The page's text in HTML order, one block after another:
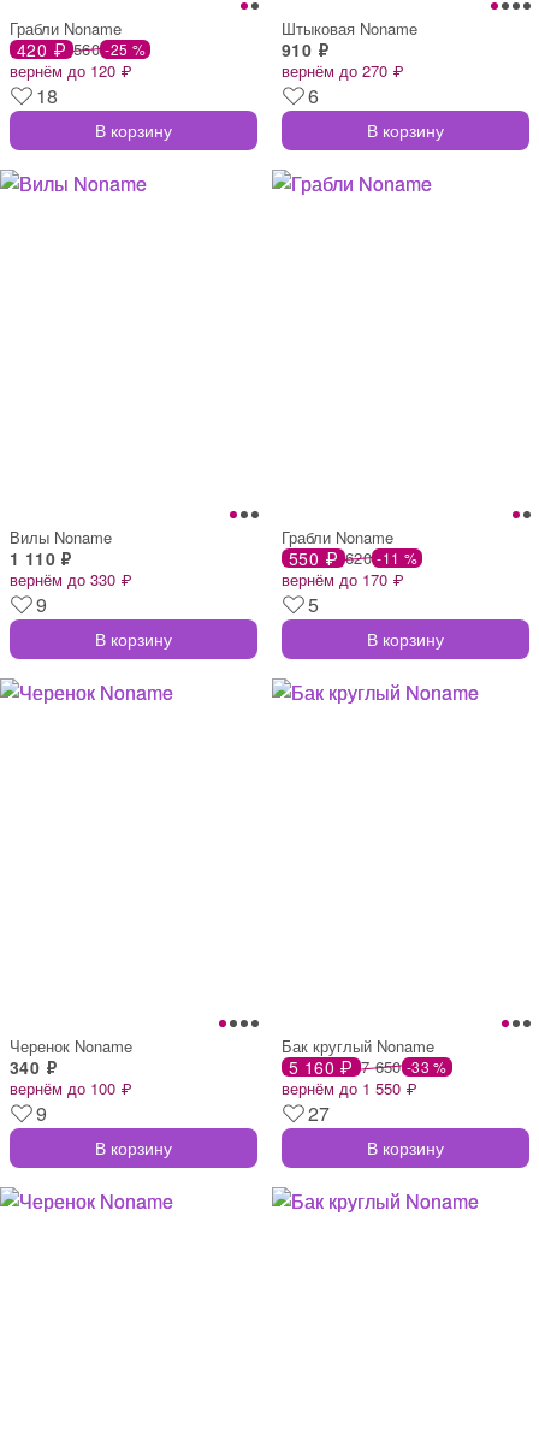
Грабли Noname
420 ₽ 560 -25 %
вернём до 120 ₽
18
В корзину
Штыковая Noname
910 ₽
вернём до 270 ₽
6
В корзину
Вилы Noname
1 110 ₽
вернём до 330 ₽
9
В корзину
Грабли Noname
550 ₽ 620 -11 %
вернём до 170 ₽
5
В корзину
Черенок Noname
340 ₽
вернём до 100 ₽
9
В корзину
Бак круглый Noname
5 160 ₽ 7 650 -33 %
вернём до 1 550 ₽
27
В корзину